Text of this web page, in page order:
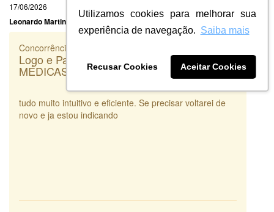
Utilizamos cookies para melhorar sua
experiência de navegação. Saiba mais
Recusar Cookies Aceitar Cookies
17/06/2026
Leonardo Martins
Concorrência
Logo e Papelaria (6 itens) - DC PERÍCIAS
MÉDICAS
tudo muito intuitivo e eficiente. Se precisar voltarei de
novo e ja estou indicando